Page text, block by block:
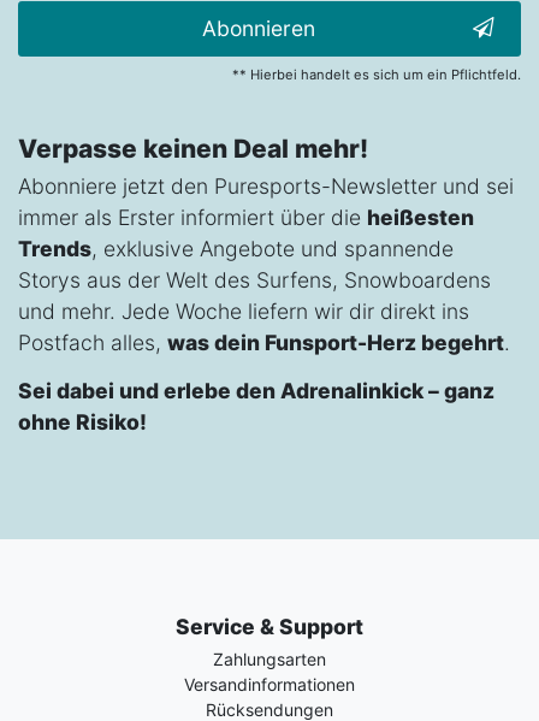
Abonnieren
** Hierbei handelt es sich um ein Pflichtfeld.
Verpasse keinen Deal mehr!
Abonniere jetzt den Puresports-Newsletter und sei
immer als Erster informiert über die heißesten
Trends, exklusive Angebote und spannende
Storys aus der Welt des Surfens, Snowboardens
und mehr. Jede Woche liefern wir dir direkt ins
Postfach alles, was dein Funsport-Herz begehrt.
Sei dabei und erlebe den Adrenalinkick – ganz
ohne Risiko!
Service & Support
Zahlungsarten
Versandinformationen
Rücksendungen